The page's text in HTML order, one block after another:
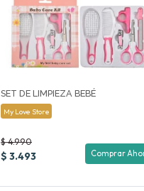
SET DE LIMPIEZA BEBÉ
My Love Store
$ 4.990
$ 3.493 Comprar